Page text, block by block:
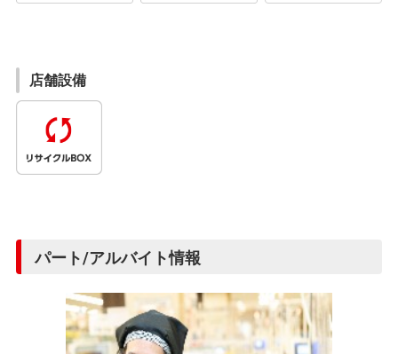
店舗設備
パート/アルバイト情報